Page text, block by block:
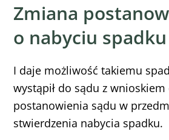
Zmiana
o nabyciu spadku
I daje możliwość takiemu
wystąpił do sądu z
postanowienia sądu w
stwierdzenia nabycia spadku.